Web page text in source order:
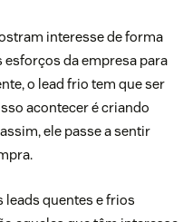
interesse de forma
esforços da empresa para
o lead frio tem que ser
acontecer é criando
ele passe a sentir
quentes e frios